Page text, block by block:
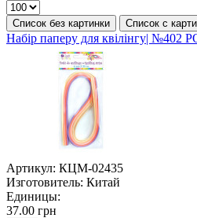
Список без картинки Список с
Набір паперу для квілінгу|
Артикул: КЦМ-02435
Изготовитель: Китай
Единицы:
37.00 грн